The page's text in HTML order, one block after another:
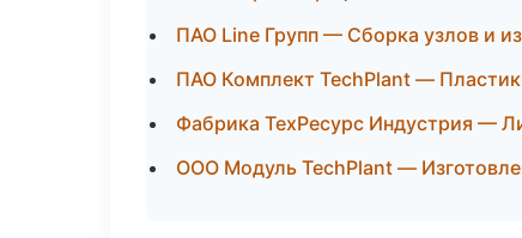
ПАО Line Групп — Сборка узлов и
ПАО Комплект TechPlant —
Фабрика ТехРесурс Индустрия —
ООО Модуль TechPlant —